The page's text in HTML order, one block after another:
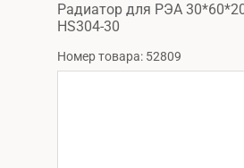
Радиатор для РЭА
HS304-30
Номер товара: 52809